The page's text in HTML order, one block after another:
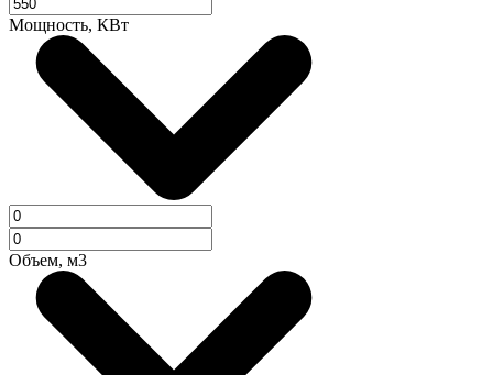
Мощность, КВт
Объем, м3